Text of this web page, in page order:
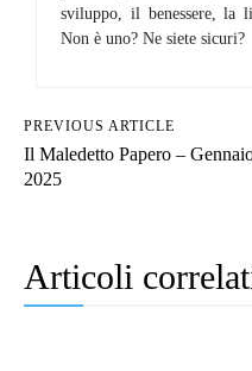
sviluppo, il benessere, la
Non è uno? Ne siete sicuri?
PREVIOUS ARTICLE
Il Maledetto Papero –
2025
Articoli